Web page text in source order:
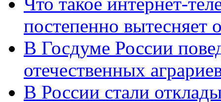
постепенно вытесняет
В Госдуме России
отечественных
В России стали